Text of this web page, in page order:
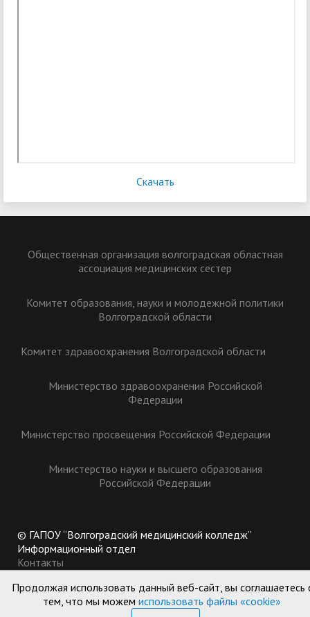
Скачать
Общественная организация волгоградская областная
ассоциация медицинских сестер
Комитет образования, науки и молодежной политики
Волгоградской области
Комитет здравоохранения Волгоградской области
Министерство здравоохранения Российской
Федерации
Министерство просвещения Российской Федерации
Министерство науки и высшего образования
Российской Федерации
© ГАПОУ “Волгоградский медицинский колледж”
Информационный отдел
Контакты
+7 (8442) 46-91-17
пн. - пт.: 8:15 до 17:00
Продолжая использовать данный веб-сайт, вы соглашаетесь
тем, что мы можем использовать файлы «cookie»